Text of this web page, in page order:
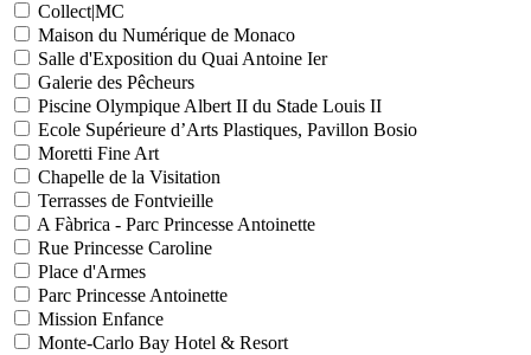
Collect|MC
Maison du Numérique de Monaco
Salle d'Exposition du Quai Antoine Ier
Galerie des Pêcheurs
Piscine Olympique Albert II du Stade Louis II
Ecole Supérieure d’Arts Plastiques, Pavillon Bosio
Moretti Fine Art
Chapelle de la Visitation
Terrasses de Fontvieille
A Fàbrica - Parc Princesse Antoinette
Rue Princesse Caroline
Place d'Armes
Parc Princesse Antoinette
Mission Enfance
Monte-Carlo Bay Hotel & Resort